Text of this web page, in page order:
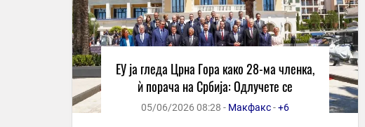
ЕУ ја гледа Црна Гора како 28-ма членка,
ѝ порача на Србија: Одлучете се
05/06/2026 08:28 - Макфакс-+6